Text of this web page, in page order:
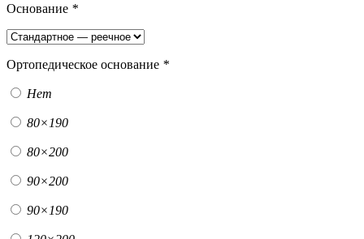
Основание *
Ортопедическое основание *
Нет
80×190
80×200
90×200
90×190